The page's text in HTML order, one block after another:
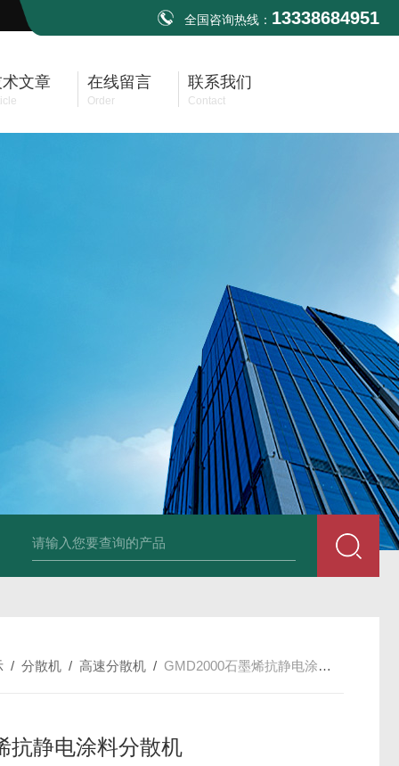
全国咨询热线： 13338684951
文章 在线留言
Order
联系我们
Contact
LNG-1200真空钨丝炉 LNHZ-1200
/分散机 /高速分散机 / GMD2000石墨烯抗静电涂料分散机
抗静电涂料分散机